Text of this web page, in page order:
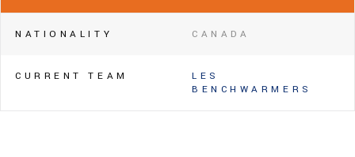
NATIONALITY CANADA
CURRENT TEAM
LES
BENCHWARMERS